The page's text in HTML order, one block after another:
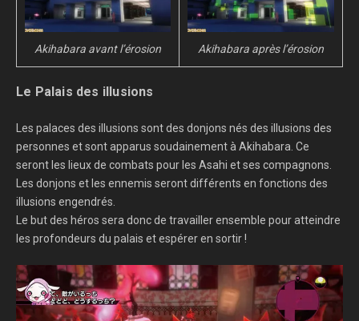
Akihabara avant l’érosion Akihabara après l’érosion
Le Palais des illusions
Les palaces des illusions sont des donjons nés des illusions des
personnes et sont apparus soudainement à Akihabara. Ce
seront les lieux de combats pour les Asahi et ses compagnons.
Les donjons et les ennemis seront différents en fonctions des
illusions engendrés.
Le but des héros sera donc de travailler ensemble pour atteindre
les profondeurs du palais et espérer en sortir !